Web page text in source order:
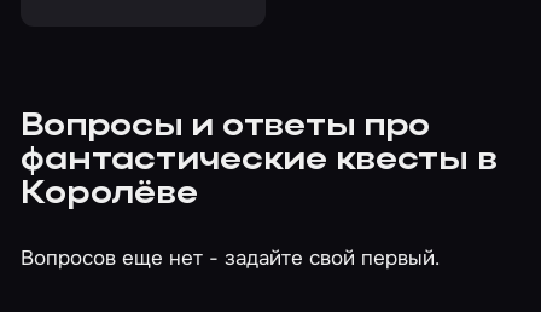
Вопросы и ответы про
фантастические квесты в
Королёве
Вопросов еще нет - задайте свой первый.